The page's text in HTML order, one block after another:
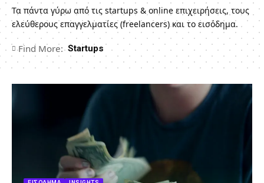
Τα πάντα γύρω από τις startups & online επιχειρήσεις, τους
ελεύθερους επαγγελματίες (freelancers) και το εισόδημα.
Find More: Startups